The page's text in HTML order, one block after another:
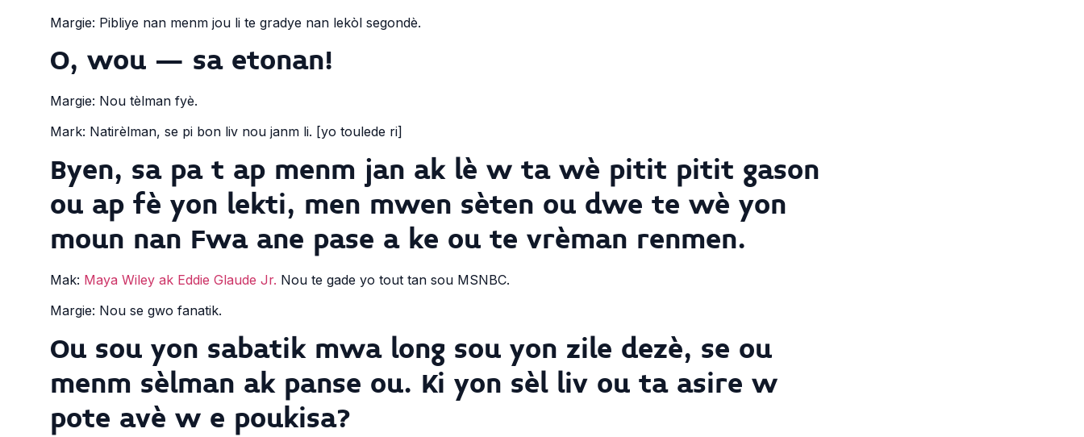
Margie: Pibliye nan menm jou li te gradye nan lekòl segondè.
O, wou – sa etonan!
Margie: Nou tèlman fyè.
Mark: Natirèlman, se pi bon liv nou janm li. [yo toulede ri]
Byen, sa pa t ap menm jan ak lè w ta wè pitit pitit gason
ou ap fè yon lekti, men mwen sèten ou dwe te wè yon
moun nan Fwa ane pase a ke ou te vrèman renmen.
Mak: Maya Wiley ak Eddie Glaude Jr. Nou te gade yo tout tan sou MSNBC.
Margie: Nou se gwo fanatik.
Ou sou yon sabatik mwa long sou yon zile dezè, se ou
menm sèlman ak panse ou. Ki yon sèl liv ou ta asire w
pote avè w e poukisa?